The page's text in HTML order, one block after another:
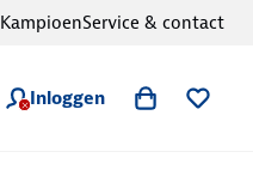
Inloggen
KampioenService & contact